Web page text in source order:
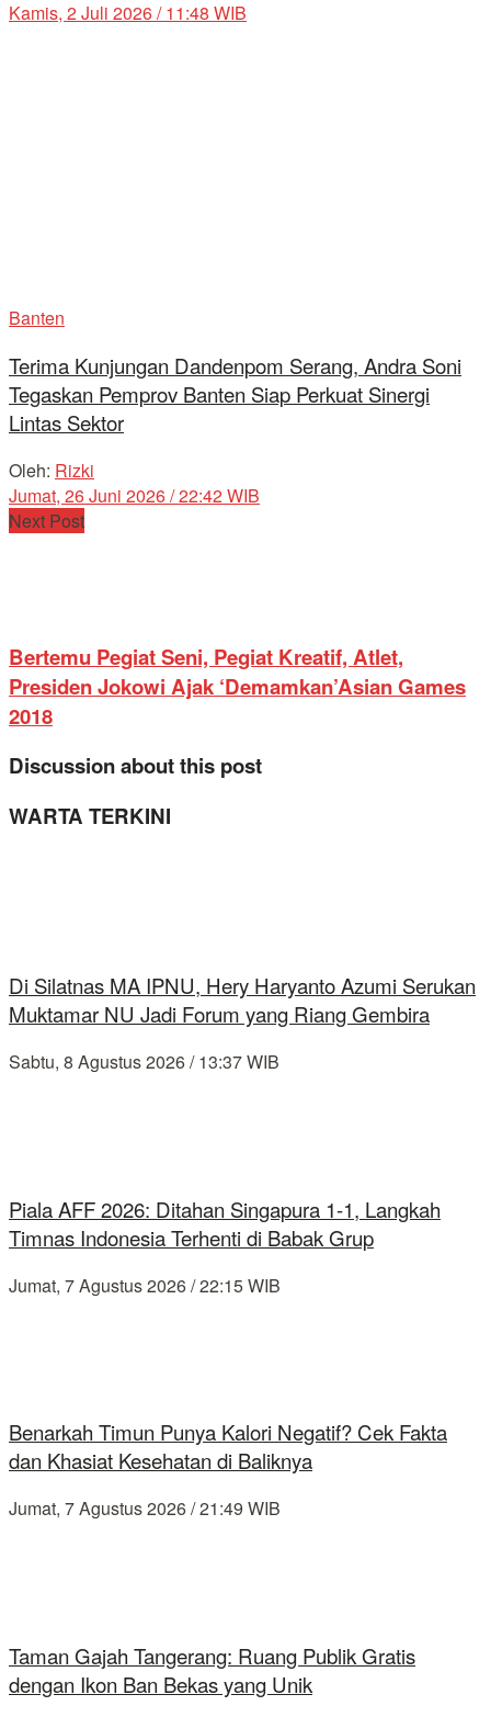
Kamis, 2 Juli 2026 / 11:48 WIB
Banten
Terima Kunjungan Dandenpom Serang, Andra Soni
Tegaskan Pemprov Banten Siap Perkuat Sinergi
Lintas Sektor
Oleh: Rizki
Jumat, 26 Juni 2026 / 22:42 WIB
Next Post
Bertemu Pegiat Seni, Pegiat Kreatif, Atlet,
Presiden Jokowi Ajak ‘Demamkan’Asian Games
2018
Discussion about this post
WARTA TERKINI
Di Silatnas MA IPNU, Hery Haryanto Azumi Serukan
Muktamar NU Jadi Forum yang Riang Gembira
Sabtu, 8 Agustus 2026 / 13:37 WIB
Piala AFF 2026: Ditahan Singapura 1-1, Langkah
Timnas Indonesia Terhenti di Babak Grup
Jumat, 7 Agustus 2026 / 22:15 WIB
Benarkah Timun Punya Kalori Negatif? Cek Fakta
dan Khasiat Kesehatan di Baliknya
Jumat, 7 Agustus 2026 / 21:49 WIB
Taman Gajah Tangerang: Ruang Publik Gratis
dengan Ikon Ban Bekas yang Unik